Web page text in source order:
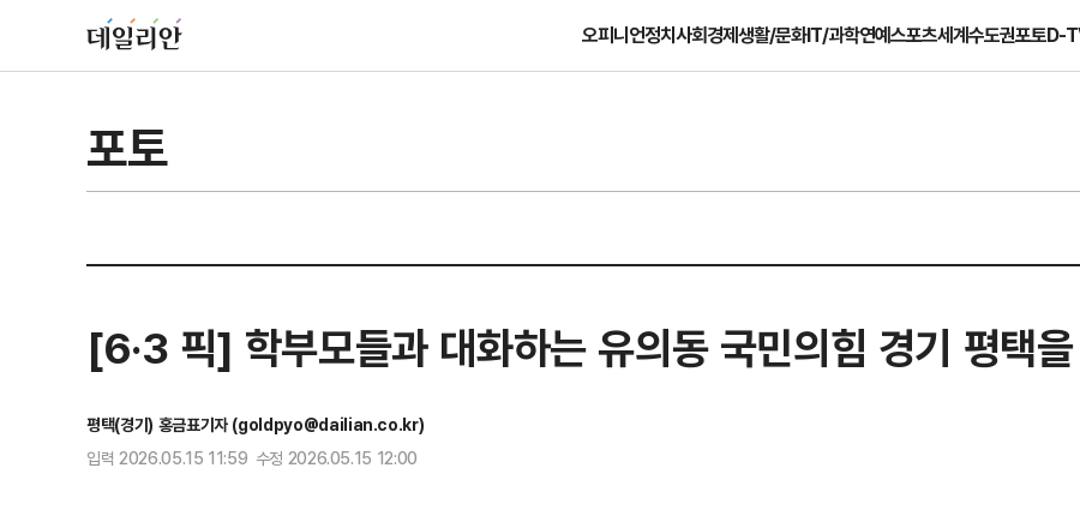
오피니언정치사회경제생활/문화IT/과학연예스포츠세계수도권포토D-
포토
[6·3 픽] 학부모들과 대화하는 유의동 국민의힘 경기 평택
평택(경기) 홍금표기자 (goldpyo@dailian.co.kr)
입력 2026.05.15 11:59 수정 2026.05.15 12:00